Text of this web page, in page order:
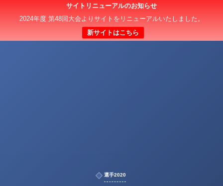
サイトリニューアルのお知らせ
2024年度 第48回大会よりサイトをリニューアルいたしました。
新サイトはこちら
選手2020